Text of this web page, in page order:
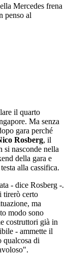
Mercedes frena
penso al
il quarto
Ma senza
gara perché
Rosberg, il
si nasconde nella
della gara e
alla cassifica.
- dice Rosberg -.
tirerò certo
ma
modo sono
costruttori già in
- ammette il
qualcosa di